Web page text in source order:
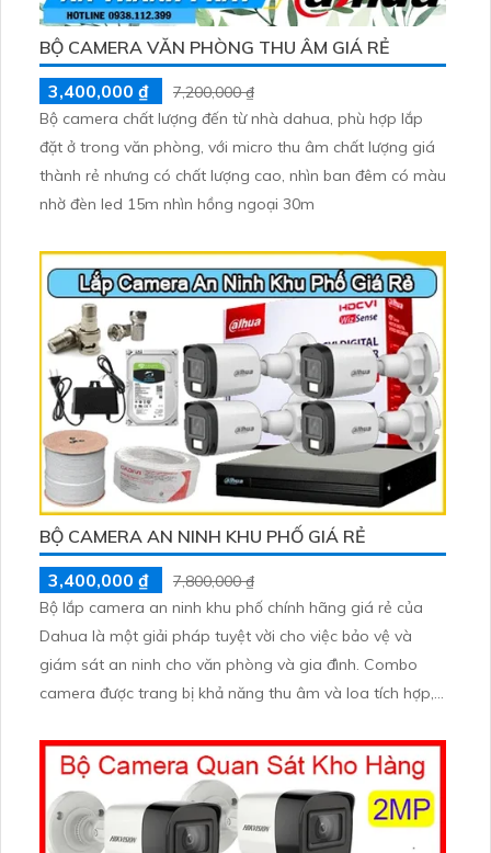
BỘ CAMERA VĂN PHÒNG THU ÂM GIÁ RẺ
3,400,000 ₫
7,200,000 ₫
Bộ camera chất lượng đến từ nhà dahua, phù hợp lắp
đặt ở trong văn phòng, với micro thu âm chất lượng giá
thành rẻ nhưng có chất lượng cao, nhìn ban đêm có màu
nhờ đèn led 15m nhìn hồng ngoại 30m
BỘ CAMERA AN NINH KHU PHỐ GIÁ RẺ
3,400,000 ₫
7,800,000 ₫
Bộ lắp camera an ninh khu phố chính hãng giá rẻ của
Dahua là một giải pháp tuyệt vời cho việc bảo vệ và
giám sát an ninh cho văn phòng và gia đình. Combo
camera được trang bị khả năng thu âm và loa tích hợp,
giao tiếp và tương tác.